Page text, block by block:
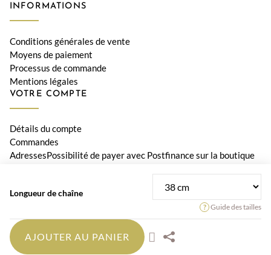
Longueur de chaîne
Guide des tailles
AJOUTER AU PANIER
INFORMATIONS
Conditions générales de vente
Moyens de paiement
Processus de commande
Mentions légales
VOTRE COMPTE
Détails du compte
Commandes
AdressesPossibilité de payer avec Postfinance sur la boutique
© 2026 Bijouterie Le Diamant, Orwa SA • Tous les prix incluent la